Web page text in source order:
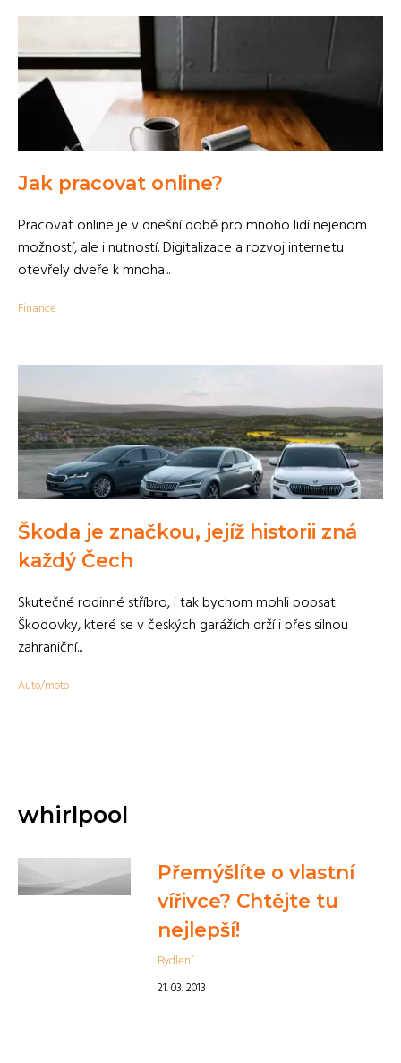
Jak pracovat online?
Pracovat online je v dnešní době pro mnoho lidí nejenom
možností, ale i nutností. Digitalizace a rozvoj internetu
otevřely dveře k mnoha...
Finance
Škoda je značkou, jejíž historii zná
každý Čech
Skutečné rodinné stříbro, i tak bychom mohli popsat
Škodovky, které se v českých garážích drží i přes silnou
zahraniční...
Auto/moto
whirlpool
Přemýšlíte o vlastní
vířivce? Chtějte tu
nejlepší!
Bydlení
21. 03. 2013